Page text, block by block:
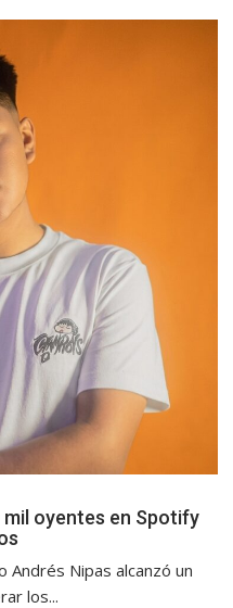
mil oyentes en Spotify
Andrés Nipas alcanzó un
los...